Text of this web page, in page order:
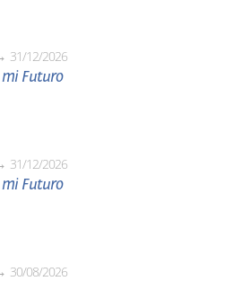
31/12/2026
mi Futuro
31/12/2026
mi Futuro
30/08/2026